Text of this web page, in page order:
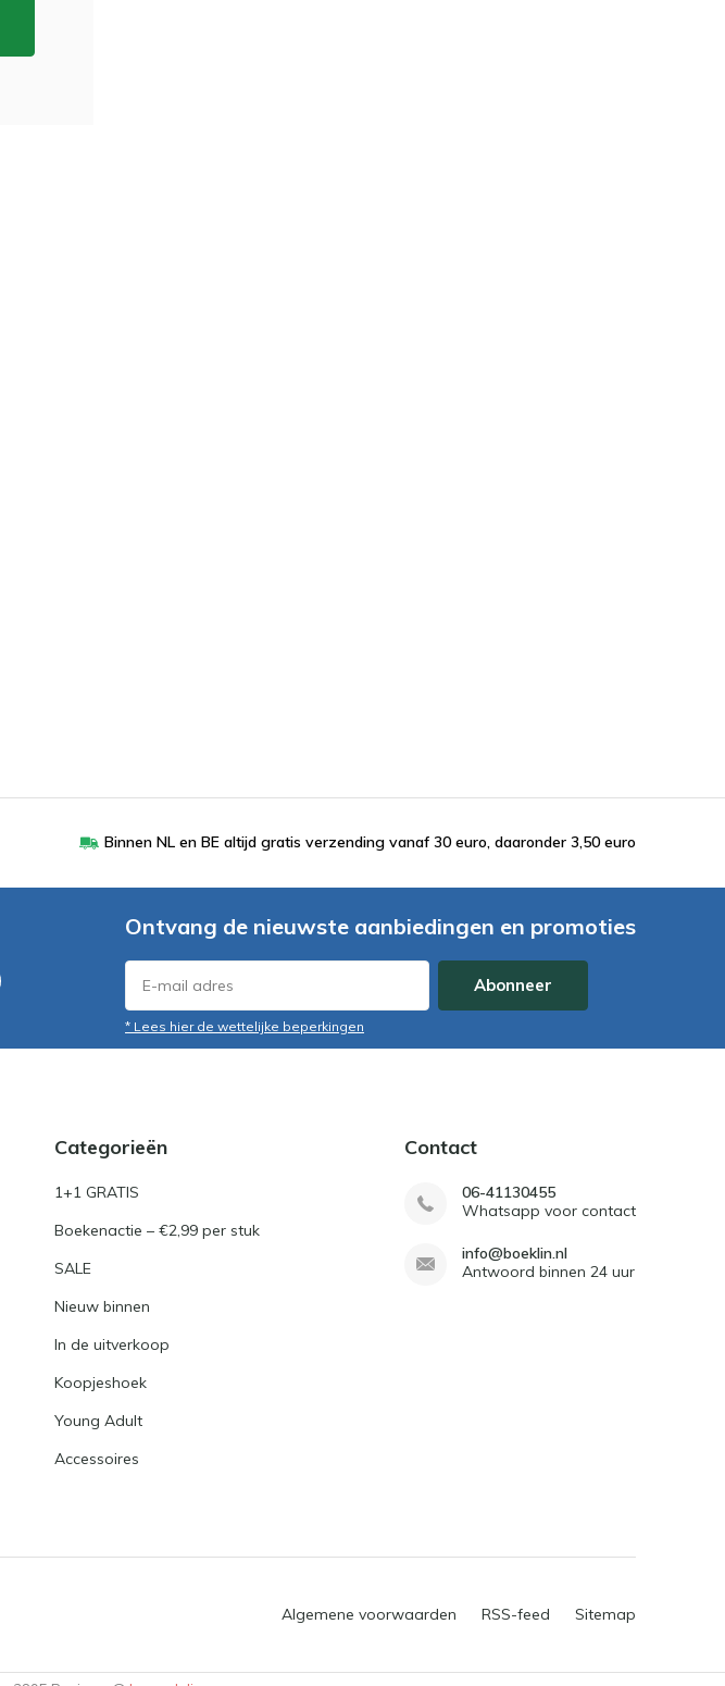
Binnen NL en BE altijd gratis verzending vanaf 30 euro, daaronder 3,50 euro
Ontvang de nieuwste aanbiedingen en promoties
Abonneer
* Lees hier de wettelijke beperkingen
Categorieën
1+1 GRATIS
Boekenactie – €2,99 per stuk
SALE
Nieuw binnen
In de uitverkoop
Koopjeshoek
Young Adult
Accessoires
Contact
06-41130455
Whatsapp voor contact
info@boeklin.nl
Antwoord binnen 24 uur
Algemene voorwaarden RSS-feed Sitemap